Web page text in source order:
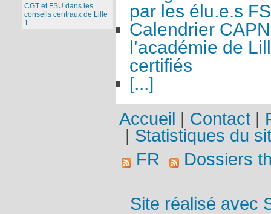
par les élu.e.s
Calendrier
l’académie de
certifiés
[...]
CGT et FSU dans les
conseils centraux de Lille
1
Accueil | Contact |
| Statistiques du
FR
Dossiers
Site réalisé avec